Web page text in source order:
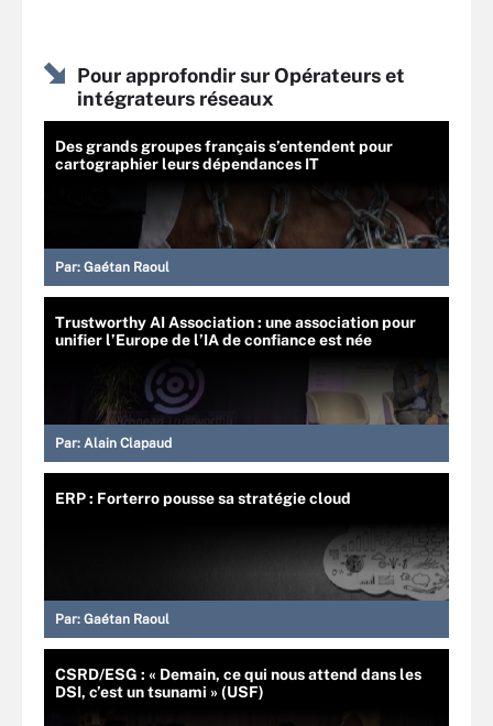
Pour approfondir sur Opérateurs et
intégrateurs réseaux
Des grands groupes français s’entendent pour
cartographier leurs dépendances IT
Par: Gaétan Raoul
Trustworthy AI Association : une association pour
unifier l’Europe de l’IA de confiance est née
Par: Alain Clapaud
ERP : Forterro pousse sa stratégie cloud
Par: Gaétan Raoul
CSRD/ESG : « Demain, ce qui nous attend dans les
DSI, c’est un tsunami » (USF)